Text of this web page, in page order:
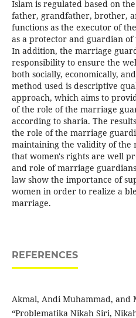
Islam is regulated based on
father, grandfather, brother,
functions as the executor of
as a protector and guardian
In addition, the marriage
responsibility to ensure the
both socially, economically,
method used is descriptive
approach, which aims to
of the role of the marriage
according to sharia. The
the role of the marriage
maintaining the validity of the
that women's rights are well
and role of marriage
law show the importance of
women in order to realize a
marriage.
REFERENCES
Akmal, Andi Muhammad, and
“Problematika Nikah Siri,